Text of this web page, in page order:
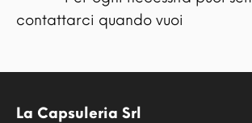
contattarci quando vuoi
La Capsuleria Srl